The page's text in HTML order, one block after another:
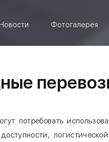
Новости Фотогалерея
потребовать